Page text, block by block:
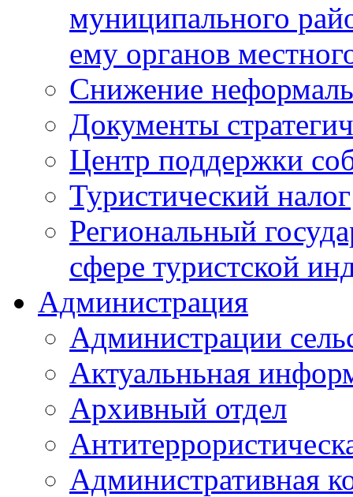
муниципального
ему органов
Снижение
Документы
Центр поддержки
Туристический налог
Региональный
сфере туристской
Администрация
Администрации
Актуальньная
Архивный отдел
Административная